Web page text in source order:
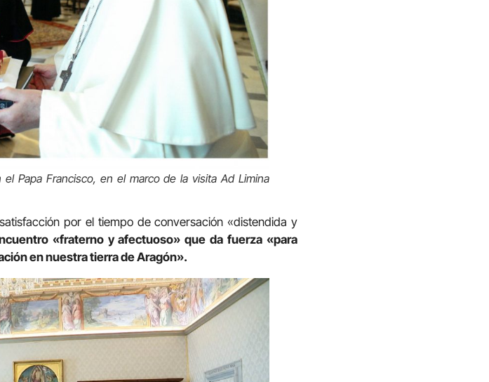
Papa Francisco, en el marco de la visita Ad Limina
por el tiempo de conversación «distendida y
«fraterno y afectuoso» que da fuerza «para
en nuestra tierra de Aragón».